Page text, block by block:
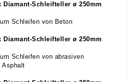
Diamant-Schleifteller ø 250mm
Schleifen von Beton
Diamant-Schleifteller ø 250mm
Schleifen von abrasiven
Asphalt